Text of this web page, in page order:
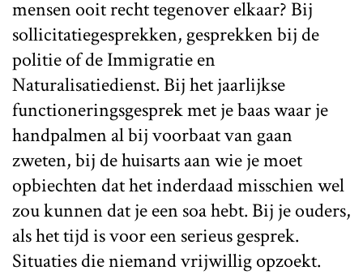
mensen ooit recht tegenover elkaar? Bij
sollicitatiegesprekken, gesprekken bij de
politie of de Immigratie en
Naturalisatiedienst. Bij het jaarlijkse
functioneringsgesprek met je baas waar je
handpalmen al bij voorbaat van gaan
zweten, bij de huisarts aan wie je moet
opbiechten dat het inderdaad misschien wel
zou kunnen dat je een soa hebt. Bij je ouders,
als het tijd is voor een serieus gesprek.
Situaties die niemand vrijwillig opzoekt.